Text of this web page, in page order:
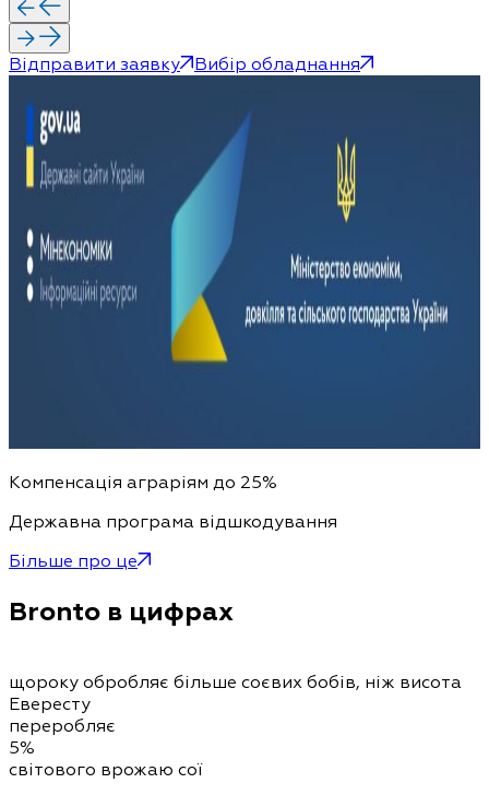
Відправити заявку Вибір обладнання
Компенсація аграріям до 25%
Державна програма відшкодування
Більше про це
Bronto в цифрах
щороку обробляє більше соєвих бобів, ніж висота
Евересту
переробляє
5%
світового врожаю сої